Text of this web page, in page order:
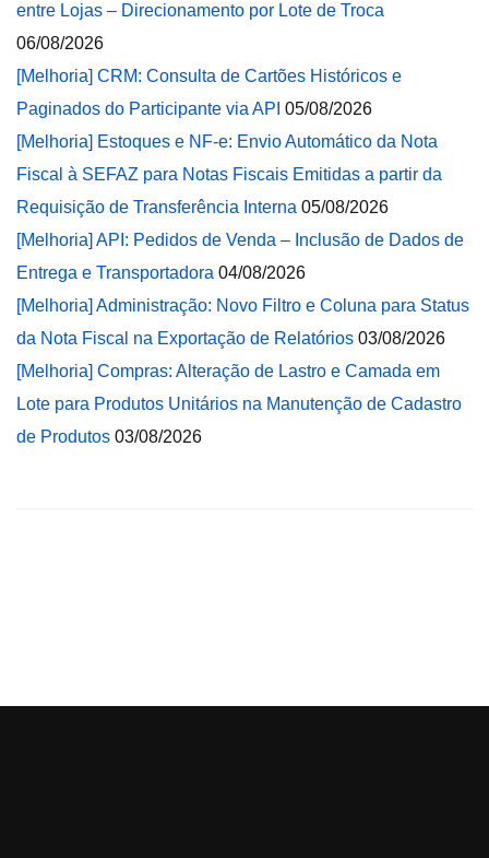
entre Lojas – Direcionamento por Lote de Troca
06/08/2026
[Melhoria] CRM: Consulta de Cartões Históricos e
Paginados do Participante via API 05/08/2026
[Melhoria] Estoques e NF-e: Envio Automático da Nota
Fiscal à SEFAZ para Notas Fiscais Emitidas a partir da
Requisição de Transferência Interna 05/08/2026
[Melhoria] API: Pedidos de Venda – Inclusão de Dados de
Entrega e Transportadora 04/08/2026
[Melhoria] Administração: Novo Filtro e Coluna para Status
da Nota Fiscal na Exportação de Relatórios 03/08/2026
[Melhoria] Compras: Alteração de Lastro e Camada em
Lote para Produtos Unitários na Manutenção de Cadastro
de Produtos 03/08/2026